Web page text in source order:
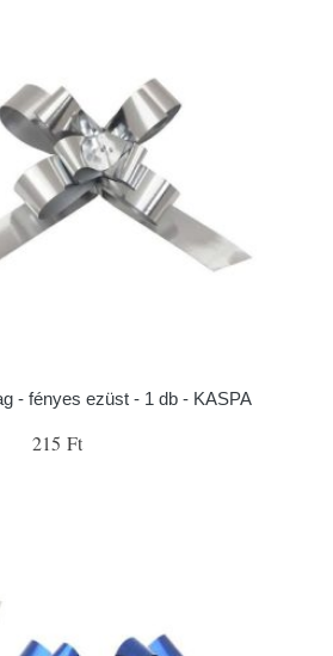
- fényes ezüst - 1 db - KASPA
215 Ft